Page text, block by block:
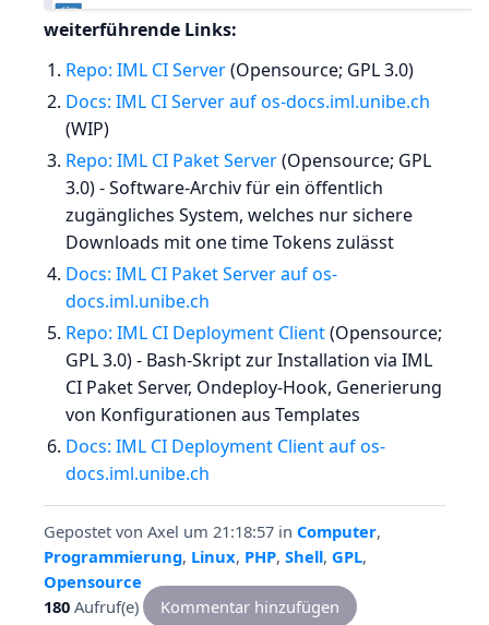
weiterführende Links:
Repo: IML CI Server(Opensource; GPL 3.0)
Docs: IML CI Server auf os-docs.iml.unibe.ch
(WIP)
Repo: IML CI Paket Server(Opensource; GPL
3.0) - Software-Archiv für ein öffentlich
zugängliches System, welches nur sichere
Downloads mit one time Tokens zulässt
Docs: IML CI Paket Server auf os-
docs.iml.unibe.ch
Repo: IML CI Deployment Client(Opensource;
GPL 3.0) - Bash-Skript zur Installation via IML
CI Paket Server, Ondeploy-Hook, Generierung
von Konfigurationen aus Templates
Docs: IML CI Deployment Client auf os-
docs.iml.unibe.ch
Gepostet von Axel um 21:18:57 in Computer,
Programmierung, Linux, PHP, Shell, GPL,
Opensource
180 Aufruf(e) Kommentar hinzufügen